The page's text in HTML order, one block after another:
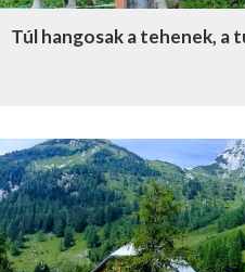
Túl hangosak a tehenek, a